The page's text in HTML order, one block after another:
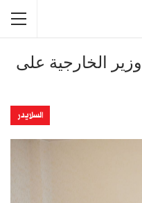
الخارجية على
السلايدر